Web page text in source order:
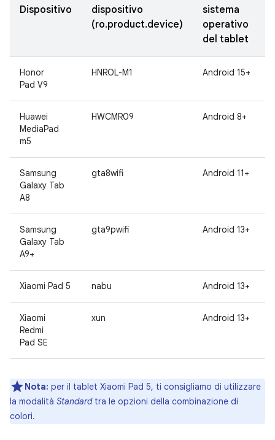
Dispositivo
dispositivo
(ro.product.device)
sistema
operativo
del tablet
Honor
Pad V9
HNROL-M1 Android 15+
Huawei
MediaPad
m5
HWCMR09 Android 8+
Samsung
Galaxy Tab
A8
gta8wifi Android 11+
Samsung
Galaxy Tab
A9+
gta9pwifi Android 13+
Xiaomi Pad 5 nabu Android 13+
Xiaomi
Redmi
Pad SE
xun Android 13+
Nota: per il tablet Xiaomi Pad 5, ti consigliamo di utilizzare
la modalità Standardtra le opzioni della combinazione di
colori.